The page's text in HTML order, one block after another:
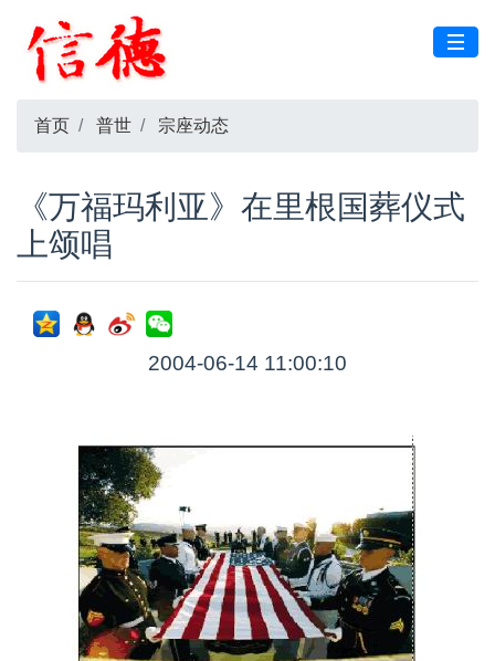
首页 普世 宗座动态
《万福玛利亚》在里根国葬仪式
上颂唱
2004-06-14 11:00:10